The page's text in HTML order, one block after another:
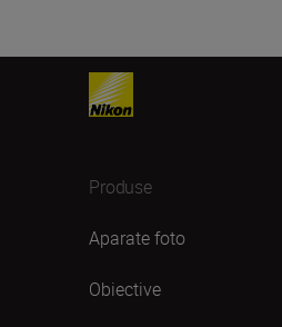
Produse
Aparate foto
Obiective